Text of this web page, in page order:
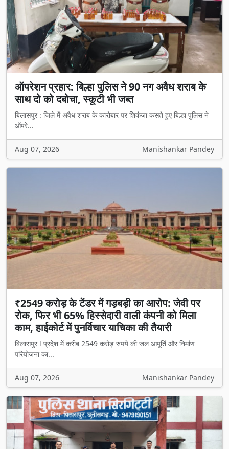
ऑपरेशन प्रहार: बिल्हा पुलिस ने 90 नग अवैध शराब के
साथ दो को दबोचा, स्कूटी भी जब्त
बिलासपुर : जिले में अवैध शराब के कारोबार पर शिकंजा कसते हुए बिल्हा पुलिस ने
ऑपरे...
Aug 07, 2026 Manishankar Pandey
₹2549 करोड़ के टेंडर में गड़बड़ी का आरोप: जेवी पर
रोक, फिर भी 65% हिस्सेदारी वाली कंपनी को मिला
काम, हाईकोर्ट में पुनर्विचार याचिका की तैयारी
बिलासपुर l प्रदेश में करीब 2549 करोड़ रुपये की जल आपूर्ति और निर्माण
परियोजना का...
Aug 07, 2026 Manishankar Pandey